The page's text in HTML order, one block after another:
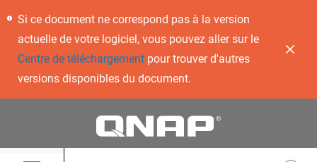
Si ce document ne correspond pas à la version
actuelle de votre logiciel, vous pouvez aller sur le
Centre de téléchargementpour trouver d'autres
versions disponibles du document.